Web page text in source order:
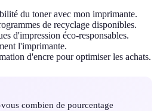
du toner avec mon imprimante.
de recyclage disponibles.
d'impression éco-responsables.
l'imprimante.
d'encre pour optimiser les achats.
vous combien de pourcentage